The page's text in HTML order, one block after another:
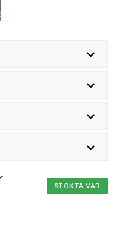
STOKTA VAR